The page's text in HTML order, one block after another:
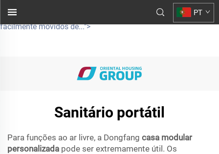
pode ser incrivelmente útil. Os pequenos banheiros podem ser
facilmente movidos de...">
PT
Sanitário portátil
Para funções ao ar livre, a Dongfang casa modular
personalizada pode ser extremamente útil. Os